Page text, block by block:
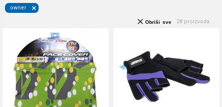
owner
28 proizvoda
Obriši sve